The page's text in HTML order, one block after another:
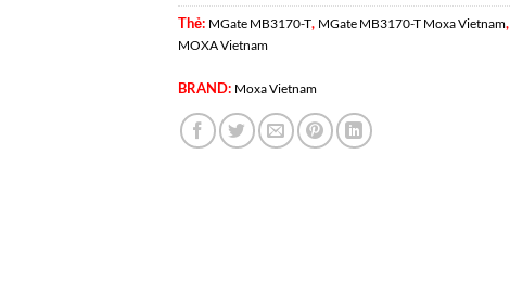
Thẻ: MGate MB3170-T, MGate MB3170-T Moxa Vietnam,
MOXA Vietnam
BRAND: Moxa Vietnam